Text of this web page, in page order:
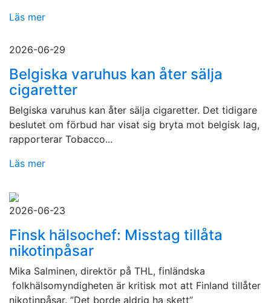
Läs mer
2026-06-29
Belgiska varuhus kan åter sälja
cigaretter
Belgiska varuhus kan åter sälja cigaretter. Det tidigare
beslutet om förbud har visat sig bryta mot belgisk lag,
rapporterar Tobacco...
Läs mer
2026-06-23
Finsk hälsochef: Misstag tillåta
nikotinpåsar
Mika Salminen, direktör på THL, finländska
folkhälsomyndigheten är kritisk mot att Finland tillåter
nikotinpåsar. ”Det borde aldrig ha skett”